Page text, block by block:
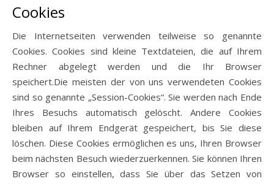
Cookies
Die Internetseiten verwenden teilweise so genannte
Cookies. Cookies sind kleine Textdateien, die auf Ihrem
Rechner abgelegt werden und die Ihr Browser
speichert.Die meisten der von uns verwendeten Cookies
sind so genannte „Session-Cookies“. Sie werden nach Ende
Ihres Besuchs automatisch gelöscht. Andere Cookies
bleiben auf Ihrem Endgerät gespeichert, bis Sie diese
löschen. Diese Cookies ermöglichen es uns, Ihren Browser
beim nächsten Besuch wiederzuerkennen. Sie können Ihren
Browser so einstellen, dass Sie über das Setzen von